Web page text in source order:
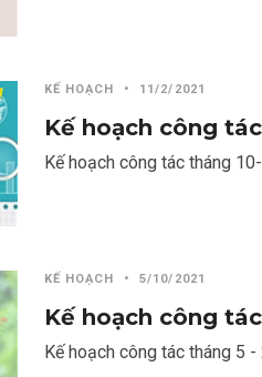
KẾ HOẠCH • 11/2/2021
Kế hoạch công
Kế hoạch công tác tháng
KẾ HOẠCH • 5/10/2021
Kế hoạch công
Kế hoạch công tác tháng 5 -